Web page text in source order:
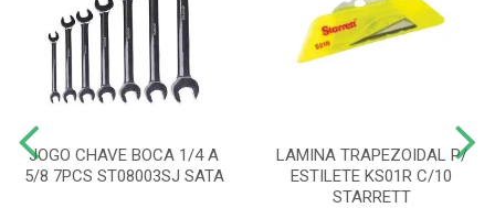
JOGO CHAVE BOCA 1/4 A
5/8 7PCS ST08003SJ SATA
LAMINA TRAPEZOIDAL P/
ESTILETE KS01R C/10
STARRETT